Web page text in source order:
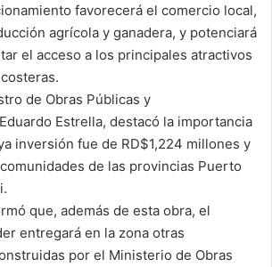
favorecerá el comercio local,
agrícola y ganadera, y potenciará
el acceso a los principales atractivos
de Obras Públicas y
Estrella, destacó la importancia
inversión fue de RD$1,224 millones y
de las provincias Puerto
que, además de esta obra, el
entregará en la zona otras
por el Ministerio de Obras